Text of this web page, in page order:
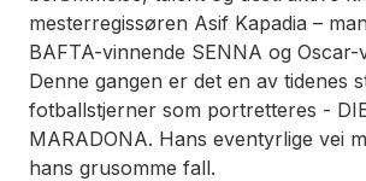
mesterregissøren Asif Kapadia –
BAFTA-vinnende SENNA og Oscar-
Denne gangen er det en av tidenes
fotballstjerner som portretteres -
MARADONA. Hans eventyrlige vei
hans grusomme fall.